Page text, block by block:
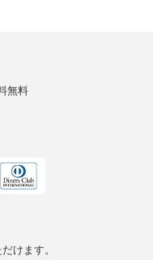
無料
けます。